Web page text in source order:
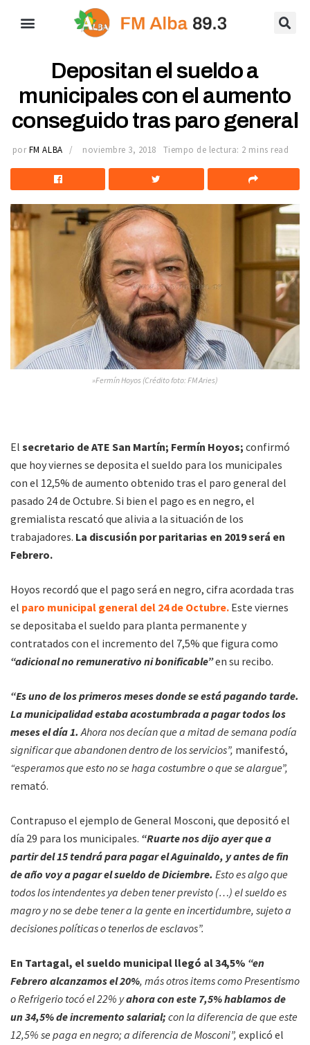
Depositan el sueldo a
municipales con el aumento
conseguido tras paro general
por FM ALBA noviembre 3, 2018 Tiempo de lectura: 2 mins read
»Fermín Hoyos (Crédito foto: FM Aries)
El secretario de ATE San Martín; Fermín Hoyos; confirmó
que hoy viernes se deposita el sueldo para los municipales
con el 12,5% de aumento obtenido tras el paro general del
pasado 24 de Octubre. Si bien el pago es en negro, el
gremialista rescató que alivia a la situación de los
trabajadores. La discusión por paritarias en 2019 será en
Febrero.
Hoyos recordó que el pago será en negro, cifra acordada tras
el paro municipal general del 24 de Octubre. Este viernes
se depositaba el sueldo para planta permanente y
contratados con el incremento del 7,5% que figura como
“adicional no remunerativo ni bonificable”en su recibo.
“Es uno de los primeros meses donde se está pagando tarde.
La municipalidad estaba acostumbrada a pagar todos los
meses el día 1. Ahora nos decían que a mitad de semana podía
significar que abandonen dentro de los servicios”, manifestó,
“esperamos que esto no se haga costumbre o que se alargue”,
remató.
Contrapuso el ejemplo de General Mosconi, que depositó el
día 29 para los municipales. “Ruarte nos dijo ayer que a
partir del 15 tendrá para pagar el Aguinaldo, y antes de fin
de año voy a pagar el sueldo de Diciembre. Esto es algo que
todos los intendentes ya deben tener previsto (…) el sueldo es
magro y no se debe tener a la gente en incertidumbre, sujeto a
decisiones políticas o tenerlos de esclavos”.
En Tartagal, el sueldo municipal llegó al 34,5% “en
Febrero alcanzamos el 20%, más otros items como Presentismo
o Refrigerio tocó el 22% yahora con este 7,5% hablamos de
un 34,5% de incremento salarial; con la diferencia de que este
12,5% se paga en negro; a diferencia de Mosconi”, explicó el